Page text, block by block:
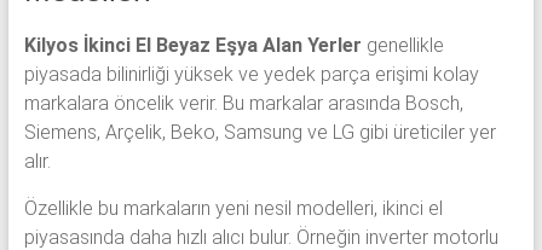
Kilyos İkinci El Beyaz Eşya Alan Yerler genellikle
piyasada bilinirliği yüksek ve yedek parça erişimi kolay
markalara öncelik verir. Bu markalar arasında Bosch,
Siemens, Arçelik, Beko, Samsung ve LG gibi üreticiler yer
alır.
Özellikle bu markaların yeni nesil modelleri, ikinci el
piyasasında daha hızlı alıcı bulur. Örneğin inverter motorlu